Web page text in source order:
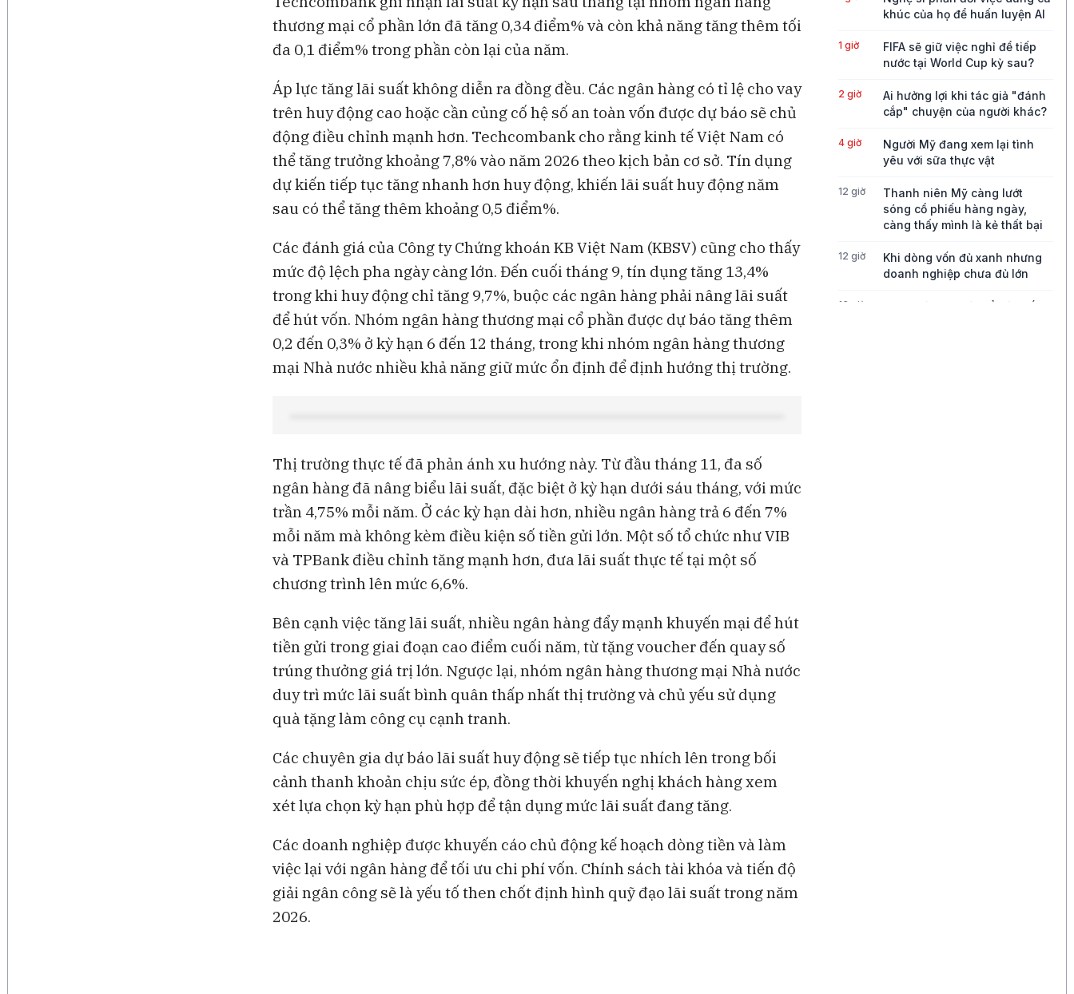
thương mại cổ phần lớn đã tăng 0,34 điểm% và còn khả năng tăng thêm tối
đa 0,1 điểm% trong phần còn lại của năm.
Áp lực tăng lãi suất không diễn ra đồng đều. Các ngân hàng có tỉ lệ cho vay
trên huy động cao hoặc cần củng cố hệ số an toàn vốn được dự báo sẽ chủ
động điều chỉnh mạnh hơn. Techcombank cho rằng kinh tế Việt Nam có
thể tăng trưởng khoảng 7,8% vào năm 2026 theo kịch bản cơ sở. Tín dụng
dự kiến tiếp tục tăng nhanh hơn huy động, khiến lãi suất huy động năm
sau có thể tăng thêm khoảng 0,5 điểm%.
Các đánh giá của Công ty Chứng khoán KB Việt Nam (KBSV) cũng cho thấy
mức độ lệch pha ngày càng lớn. Đến cuối tháng 9, tín dụng tăng 13,4%
trong khi huy động chỉ tăng 9,7%, buộc các ngân hàng phải nâng lãi suất
để hút vốn. Nhóm ngân hàng thương mại cổ phần được dự báo tăng thêm
0,2 đến 0,3% ở kỳ hạn 6 đến 12 tháng, trong khi nhóm ngân hàng thương
mại Nhà nước nhiều khả năng giữ mức ổn định để định hướng thị trường.
Thị trường thực tế đã phản ánh xu hướng này. Từ đầu tháng 11, đa số
ngân hàng đã nâng biểu lãi suất, đặc biệt ở kỳ hạn dưới sáu tháng, với mức
trần 4,75% mỗi năm. Ở các kỳ hạn dài hơn, nhiều ngân hàng trả 6 đến 7%
mỗi năm mà không kèm điều kiện số tiền gửi lớn. Một số tổ chức như VIB
và TPBank điều chỉnh tăng mạnh hơn, đưa lãi suất thực tế tại một số
chương trình lên mức 6,6%.
Bên cạnh việc tăng lãi suất, nhiều ngân hàng đẩy mạnh khuyến mại để hút
tiền gửi trong giai đoạn cao điểm cuối năm, từ tặng voucher đến quay số
trúng thưởng giá trị lớn. Ngược lại, nhóm ngân hàng thương mại Nhà nước
duy trì mức lãi suất bình quân thấp nhất thị trường và chủ yếu sử dụng
quà tặng làm công cụ cạnh tranh.
Các chuyên gia dự báo lãi suất huy động sẽ tiếp tục nhích lên trong bối
cảnh thanh khoản chịu sức ép, đồng thời khuyến nghị khách hàng xem
xét lựa chọn kỳ hạn phù hợp để tận dụng mức lãi suất đang tăng.
Các doanh nghiệp được khuyến cáo chủ động kế hoạch dòng tiền và làm
việc lại với ngân hàng để tối ưu chi phí vốn. Chính sách tài khóa và tiến độ
giải ngân công sẽ là yếu tố then chốt định hình quỹ đạo lãi suất trong năm
2026.
khúc của họ để huấn luyện AI
1 giờ
FIFA sẽ giữ việc nghỉ để tiếp
nước tại World Cup kỳ sau?
2 giờ
Ai hưởng lợi khi tác giả "đánh
cắp" chuyện của người khác?
4 giờ
Người Mỹ đang xem lại tình
yêu với sữa thực vật
12 giờ
Thanh niên Mỹ càng lướt
sóng cổ phiếu hàng ngày,
càng thấy mình là kẻ thất bại
12 giờ
Khi dòng vốn đủ xanh nhưng
doanh nghiệp chưa đủ lớn
13 giờ
Bong bóng AI có thể kéo vốn